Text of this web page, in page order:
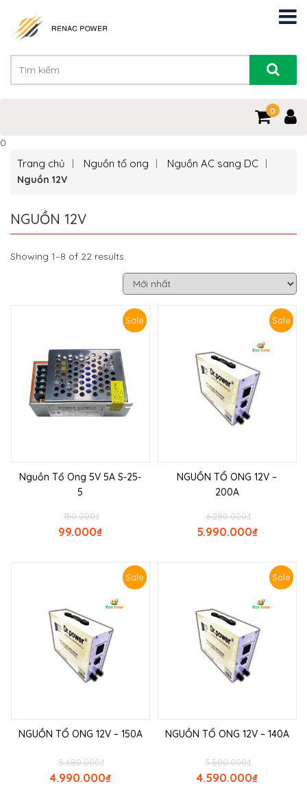
0
0
Trang chủ Nguồn tổ ong Nguồn AC sang DC
Nguồn 12V
NGUỒN 12V
Showing 1–8 of 22 results
Sale
Nguồn Tổ Ong 5V 5A S-25-
5
₫
150.000
₫
99.000
Sale
NGUỒN TỔ ONG 12V –
200A
₫
6.290.000
₫
5.990.000
Sale
NGUỒN TỔ ONG 12V – 150A
₫
5.680.000
₫
4.990.000
Sale
NGUỒN TỔ ONG 12V – 140A
₫
5.500.000
₫
4.590.000